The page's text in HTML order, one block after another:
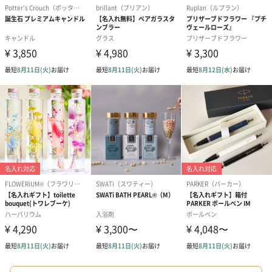
わり）（1,880円）
ブーケ（ホワイトグリ
ーン）（1,650円）
ブーケ（ピン
（1,650円）
ドライフラワー・プリザーブドフラワー
自然のお花で作ったドライフラワー・プリザーブドフラワーを同
梱します。
一部花材が写真と異なる場合がございます。予めご了承くださ
い。パッケージに入れてお届けします。
プリザーブドフラワー
プリザーブドフラワー
アミュレット